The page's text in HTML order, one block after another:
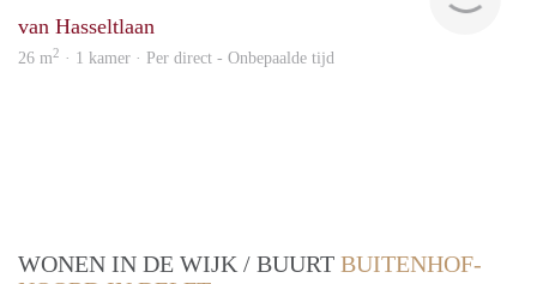
van Hasseltlaan
26 m2 · 1 kamer · Per direct - Onbepaalde tijd
WONEN IN DE WIJK / BUURT BUITENHOF-